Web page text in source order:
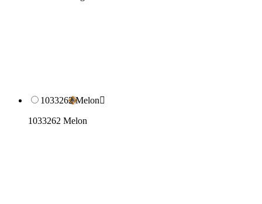
1033262 Melon
1033262 Melon